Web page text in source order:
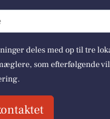
deles med op til tre
som efterfølgende